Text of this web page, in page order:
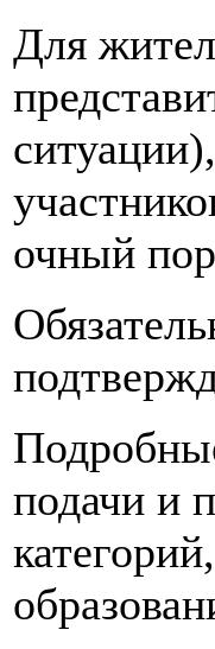
Для
очный
подачи и